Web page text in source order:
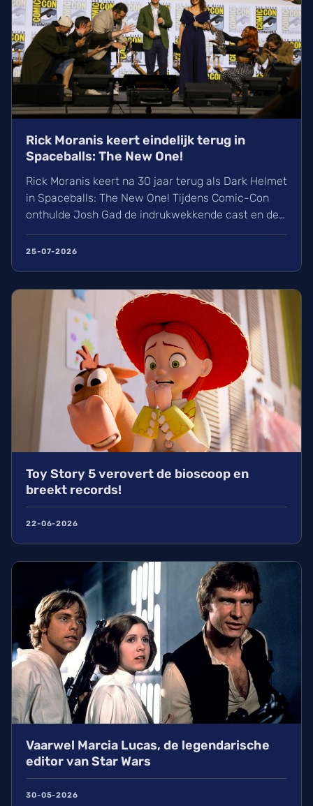
Rick Moranis keert eindelijk terug in
Spaceballs: The New One!
Rick Moranis keert na 30 jaar terug als Dark Helmet
in Spaceballs: The New One! Tijdens Comic-Con
onthulde Josh Gad de indrukwekkende cast en de
eerste beelden van deze geniale parodie op de
huidige filmindustrie. Wij kijken alvast uit naar de
25-07-2026
Toy Story 5 verovert de bioscoop en
breekt records!
22-06-2026
Vaarwel Marcia Lucas, de legendarische
editor van Star Wars
30-05-2026